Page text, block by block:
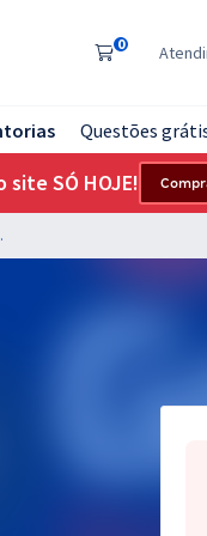
0
Questões
SÓ HOJE!
- Farmácia